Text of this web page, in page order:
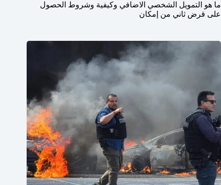
ما هو التمويل الشخصي الاضافي وكيفية وشروط الحصول
على قرض ثاني من إمكان